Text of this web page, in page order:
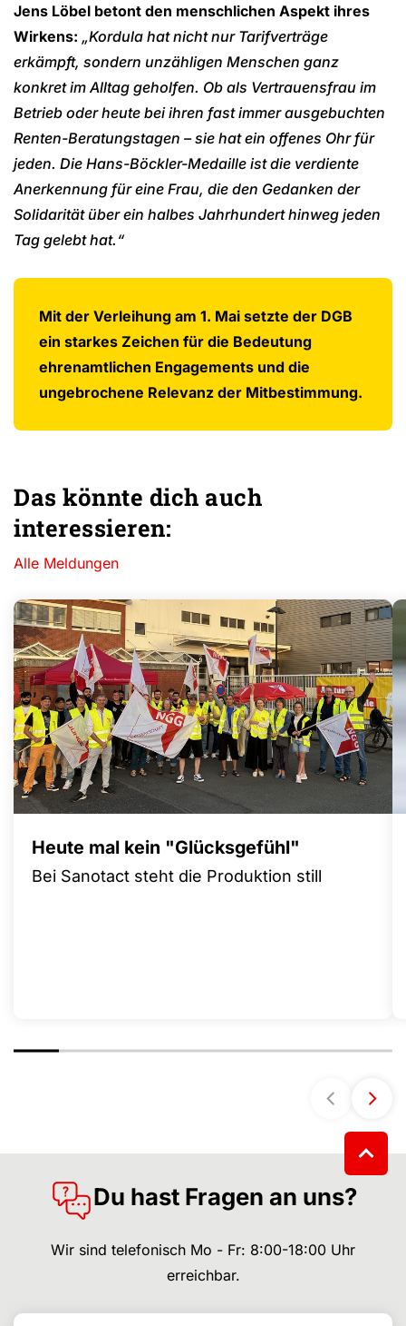
Jens Löbel betont den menschlichen Aspekt ihres
Wirkens: „Kordula hat nicht nur Tarifverträge
erkämpft, sondern unzähligen Menschen ganz
konkret im Alltag geholfen. Ob als Vertrauensfrau im
Betrieb oder heute bei ihren fast immer ausgebuchten
Renten-Beratungstagen – sie hat ein offenes Ohr für
jeden. Die Hans-Böckler-Medaille ist die verdiente
Anerkennung für eine Frau, die den Gedanken der
Solidarität über ein halbes Jahrhundert hinweg jeden
Tag gelebt hat.“
Mit der Verleihung am 1. Mai setzte der DGB
ein starkes Zeichen für die Bedeutung
ehrenamtlichen Engagements und die
ungebrochene Relevanz der Mitbestimmung.
Das könnte dich auch
interessieren:
Alle Meldungen
Heute mal kein "Glücksgefühl"
Bei Sanotact steht die Produktion still
Du hast Fragen an uns?
Wir sind telefonisch Mo - Fr: 8:00-18:00 Uhr
erreichbar.